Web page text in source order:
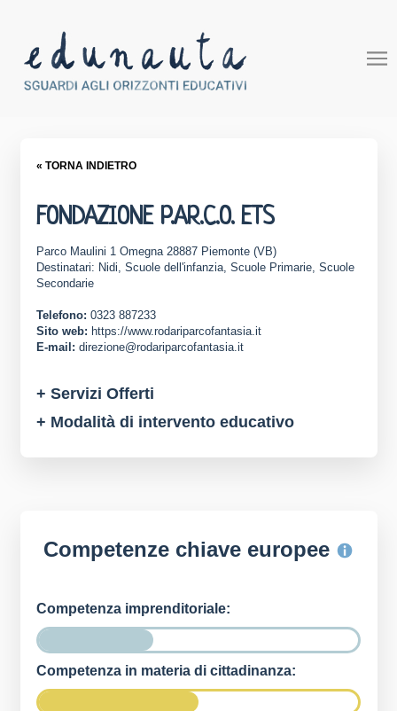
« TORNA INDIETRO
FONDAZIONE P.AR.C.O. ETS
Parco Maulini 1 Omegna 28887 Piemonte (VB)
Destinatari: Nidi, Scuole dell'infanzia, Scuole Primarie, Scuole
Secondarie
Telefono: 0323 887233
Sito web: https://www.rodariparcofantasia.it
E-mail: direzione@rodariparcofantasia.it
+ Servizi Offerti
+ Modalità di intervento educativo
Competenze chiave europee
Competenza imprenditoriale:
Competenza in materia di cittadinanza: